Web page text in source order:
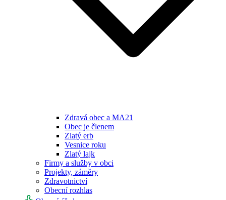
Zdravá obec a MA21
Obec je členem
Zlatý erb
Vesnice roku
Zlatý lajk
Firmy a služby v obci
Projekty, záměry
Zdravotnictví
Obecní rozhlas